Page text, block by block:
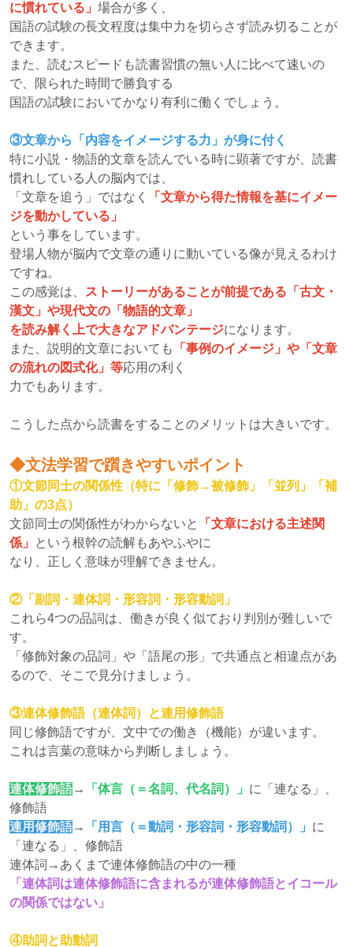
に慣れている」 場合が多く、
国語の試験の長文程度は集中力を切らさず読み切ることが
できます。
また、読むスピードも読書習慣の無い人に比べて速いの
で、限られた時間で勝負する
国語の試験においてかなり有利に働くでしょう。
③文章から「内容をイメージする力」が身に付く
特に小説・物語的文章を読んでいる時に顕著ですが、読書
慣れしている人の脳内では、
「文章を追う」ではなく
「文章から得た情報を基にイメー
ジを動かしている」
という事をしています。
登場人物が脳内で文章の通りに動いている像が見えるわけ
ですね。
この感覚は、
ストーリーがあることが前提である「古文・
漢文」や現代文の「物語的文章」
を読み解く上で大きなアドバンテージになります。
また、説明的文章においても
「事例のイメージ」や「文章
の流れの図式化」等応用の利く
力でもあります。
こうした点から読書をすることのメリットは大きいです。
◆文法学習で躓きやすいポイント
①文節同士の関係性（特に「修飾→被修飾」「並列」「補
助」の3点）
文節同士の関係性がわからないと
「文章における主述関
係」
という根幹の読解もあやふやに
なり、正しく意味が理解できません。
②「副詞・連体詞・形容詞・形容動詞」
これら4つの品詞は、働きが良く似ており判別が難しいで
す。
「修飾対象の品詞」や「語尾の形」で共通点と相違点があ
るので、そこで見分けましょう。
③連体修飾語（連体詞）と連用修飾語
同じ修飾語ですが、文中での働き（機能）が違います。
これは言葉の意味から判断しましょう。
連体修飾語→ 「体言（＝名詞、代名詞）」 に「連なる」、
修飾語
連用修飾語→ 「用言（＝動詞・形容詞・形容動詞）」 に
「連なる」、修飾語
連体詞→あくまで連体修飾語の中の一種
「連体詞は連体修飾語に含まれるが連体修飾語とイコール
の関係ではない」
④助詞と助動詞